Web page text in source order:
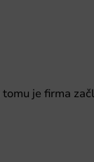
je firma